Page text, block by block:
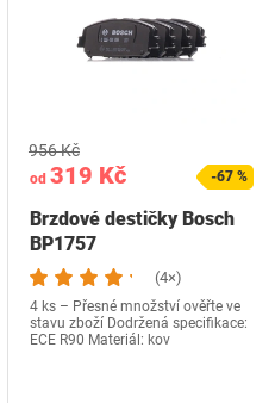
od 319 Kč
956 Kč
-67 %
Brzdové destičky Bosch
BP1757
(4×)
4 ks – Přesné množství ověřte ve
stavu zboží Dodržená specifikace:
ECE R90 Materiál: kov